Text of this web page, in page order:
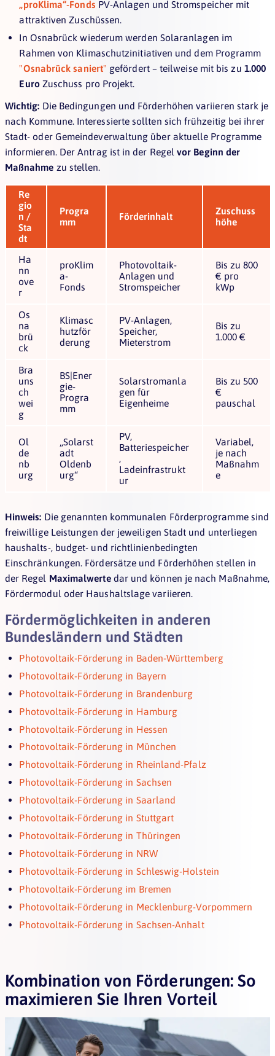
„proKlima“-Fonds PV-Anlagen und Stromspeicher mit
attraktiven Zuschüssen.
In Osnabrück wiederum werden Solaranlagen im
Rahmen von Klimaschutzinitiativen und dem Programm
"Osnabrück saniert" gefördert – teilweise mit bis zu 1.000
EuroZuschuss pro Projekt.
Wichtig: Die Bedingungen und Förderhöhen variieren stark je
nach Kommune. Interessierte sollten sich frühzeitig bei ihrer
Stadt- oder Gemeindeverwaltung über aktuelle Programme
informieren. Der Antrag ist in der Regelvor Beginn der
Maßnahme zu stellen.
Re
gio
n /
Sta
dt
Progra
mm
Förderinhalt
Zuschuss
höhe
Ha
nn
ove
r
proKlim
a-
Fonds
Photovoltaik-
Anlagen und
Stromspeicher
Bis zu 800
€ pro
kWp
Os
na
brü
ck
Klimasc
hutzför
derung
PV-Anlagen,
Speicher,
Mieterstrom
Bis zu
1.000 €
Bra
uns
ch
wei
g
BS|Ener
gie-
Progra
mm
Solarstromanla
gen für
Eigenheime
Bis zu 500
€
pauschal
Ol
de
nb
urg
„Solarst
adt
Oldenb
urg“
PV,
Batteriespeicher
,
Ladeinfrastrukt
ur
Variabel,
je nach
Maßnahm
e
Hinweis: Die genannten kommunalen Förderprogramme sind
freiwillige Leistungen der jeweiligen Stadt und unterliegen
haushalts-, budget- und richtlinienbedingten
Einschränkungen. Fördersätze und Förderhöhen stellen in
der Regel Maximalwertedar und können je nach Maßnahme,
Fördermodul oder Haushaltslage variieren.
Fördermöglichkeiten in anderen
Bundesländern und Städten
Photovoltaik-Förderung in Baden-Württemberg
Photovoltaik-Förderung in Bayern
Photovoltaik-Förderung in Brandenburg
Photovoltaik-Förderung in Hamburg
Photovoltaik-Förderung in Hessen
Photovoltaik-Förderung in München
Photovoltaik-Förderung in Rheinland-Pfalz
Photovoltaik-Förderung in Sachsen
Photovoltaik-Förderung in Saarland
Photovoltaik-Förderung in Stuttgart
Photovoltaik-Förderung in Thüringen
Photovoltaik-Förderung in NRW
Photovoltaik-Förderung in Schleswig-Holstein
Photovoltaik-Förderung im Bremen
Photovoltaik-Förderung in Mecklenburg-Vorpommern
Photovoltaik-Förderung in Sachsen-Anhalt
Kombination von Förderungen: So
maximieren Sie Ihren Vorteil